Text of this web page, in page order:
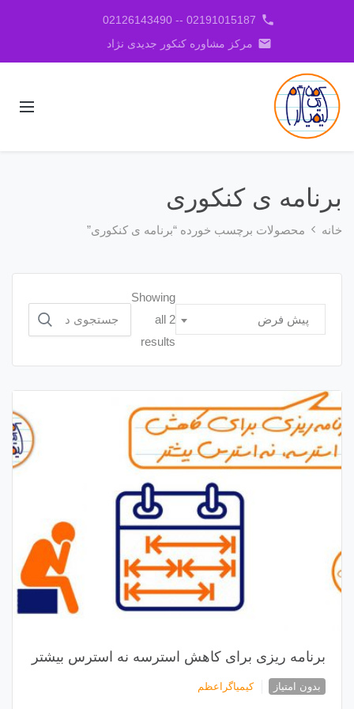
phone
02191015187 -- 02126143490
email مرکز مشاوره کنکور جدیدی نژاد
برنامه ی کنکوری
خانه محصولات برچسب خورده “برنامه ی کنکوری”
پیش فرض
Showing
all 2
results
برای:
برنامه ریزی برای کاهش استرسه نه استرس بیشتر
بدون امتیاز کیمیاگراعظم